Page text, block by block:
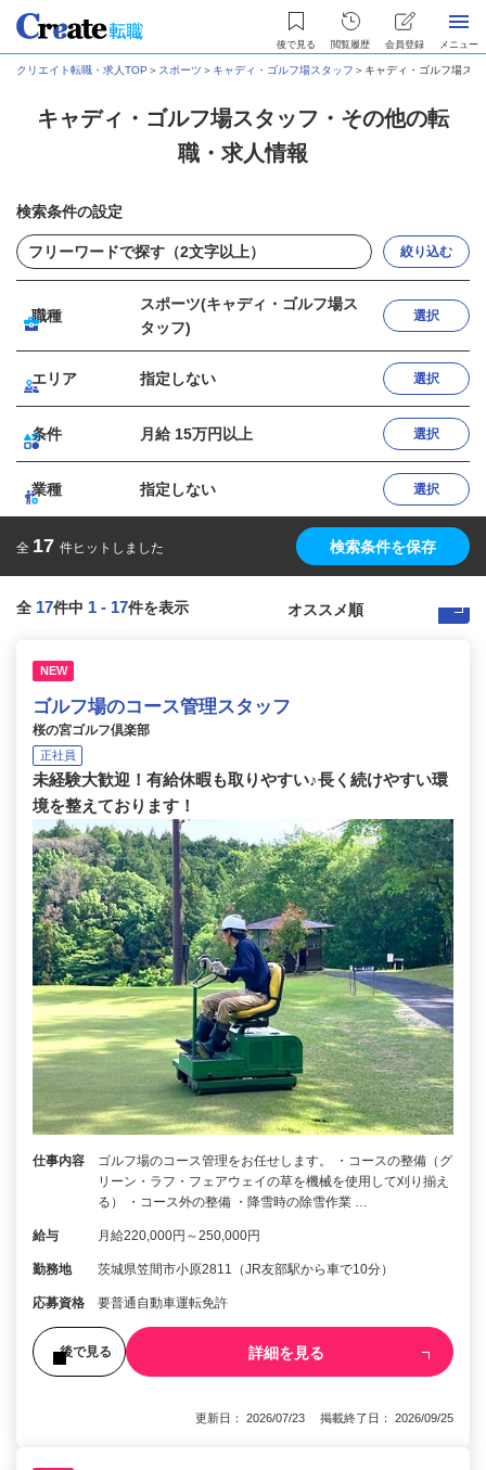
後で見る 閲覧履歴 会員登録 メニュー
クリエイト転職・求人TOP ＞ スポーツ ＞ キャディ・ゴルフ場スタッフ ＞ キャディ・ゴルフ場ス
キャディ・ゴルフ場スタッフ・その他の転
職・求人情報
検索条件の設定
絞り込む
職種
スポーツ(キャディ・ゴルフ場ス
タッフ)
選択
エリア 指定しない 選択
条件 月給 15万円以上 選択
業種 指定しない 選択
全 17 件ヒットしました 検索条件を保存
全 17件中 1 - 17件を表示
NEW
ゴルフ場のコース管理スタッフ
桜の宮ゴルフ倶楽部
正社員
未経験大歓迎！有給休暇も取りやすい♪長く続けやすい環
境を整えております！
仕事内容
ゴルフ場のコース管理をお任せします。 ・コースの整備（グ
リーン・ラフ・フェアウェイの草を機械を使用して刈り揃え
る） ・コース外の整備 ・降雪時の除雪作業 …
給与 月給220,000円～250,000円
勤務地 茨城県笠間市小原2811（JR友部駅から車で10分）
応募資格 要普通自動車運転免許
後で見る 詳細を見る
更新日： 2026/07/23 掲載終了日： 2026/09/25